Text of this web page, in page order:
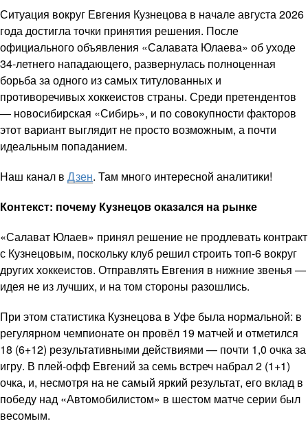
Ситуация вокруг Евгения Кузнецова в начале августа 2026
года достигла точки принятия решения. После
официального объявления «Салавата Юлаева» об уходе
34-летнего нападающего, развернулась полноценная
борьба за одного из самых титулованных и
противоречивых хоккеистов страны. Среди претендентов
— новосибирская «Сибирь», и по совокупности факторов
этот вариант выглядит не просто возможным, а почти
идеальным попаданием.
Наш канал в Дзен. Там много интересной аналитики!
Контекст: почему Кузнецов оказался на рынке
«Салават Юлаев» принял решение не продлевать контракт
с Кузнецовым, поскольку клуб решил строить топ-6 вокруг
других хоккеистов. Отправлять Евгения в нижние звенья —
идея не из лучших, и на том стороны разошлись.
При этом статистика Кузнецова в Уфе была нормальной: в
регулярном чемпионате он провёл 19 матчей и отметился
18 (6+12) результативными действиями — почти 1,0 очка за
игру. В плей-офф Евгений за семь встреч набрал 2 (1+1)
очка, и, несмотря на не самый яркий результат, его вклад в
победу над «Автомобилистом» в шестом матче серии был
весомым.